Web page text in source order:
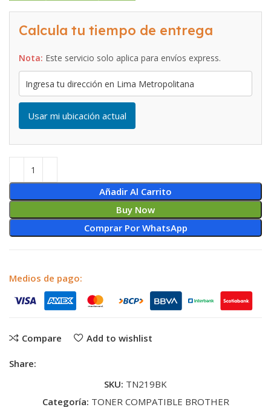
Calcula tu tiempo de entrega
Nota: Este servicio solo aplica para envíos express.
Usar mi ubicación actual
Añadir Al Carrito
Buy Now
Comprar Por WhatsApp
Medios de pago:
Compare Add to wishlist
Share:
SKU: TN219BK
Categoría: TONER COMPATIBLE BROTHER